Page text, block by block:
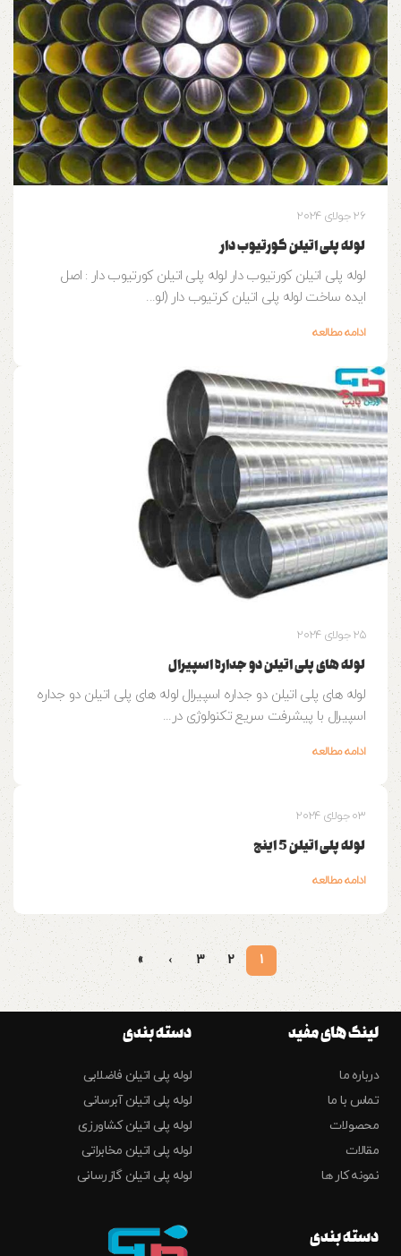
26 جولای 2024
لوله پلی اتیلن کورتیوب دار
لوله پلی اتیلن کورتیوب دار لوله پلی اتیلن کورتیوب دار : اصل
ایده ساخت لوله پلی اتیلن کرتیوب دار (لو...
ادامه مطالعه
25 جولای 2024
لوله های پلی اتیلن دو جداره اسپیرال
لوله های پلی اتیلن دو جداره اسپیرال لوله های پلی اتیلن دو جداره
اسپیرال با پیشرفت سریع تکنولوژی در...
ادامه مطالعه
03 جولای 2024
لوله پلی اتیلن 5 اینچ
ادامه مطالعه
1
2
3
›
»
لینک های مفید
درباره ما
تماس با ما
محصولات
مقالات
نمونه کار ها
دسته بندی
لوله پلی اتیلن فاضلابی
لوله پلی اتیلن آبرسانی
لوله پلی اتیلن کشاورزی
لوله پلی اتیلن مخابراتی
لوله پلی اتیلن گازرسانی
دسته بندی